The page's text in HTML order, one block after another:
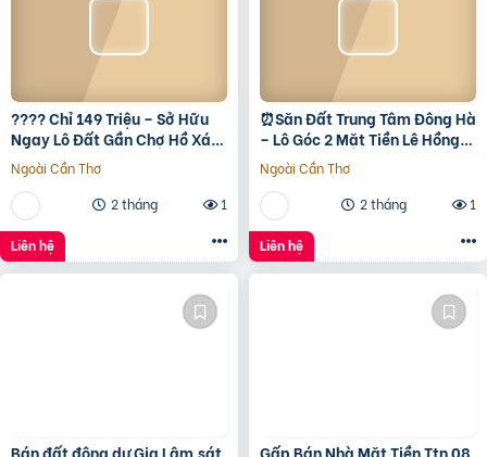
???? Chỉ 149 Triệu – Sở Hữu
Ngay Lô Đất Gần Chợ Hồ Xá,
Cơ Hội Đầu Tư Giá Rẻ Hiếm
Có! ???? Vị trí:
Ngoài Cần Thơ
2 tháng
1
Liên hệ
⏰️Săn Đất Trung Tâm Đông Hà
– Lô Góc 2 Mặt Tiền Lê Hồng
Phong, Giá Chỉ 1 Tỷ 5Xx ????
Ngoài Cần Thơ
2 tháng
1
Liên hệ
Bán đất đông dư Gia Lâm,sát Gấp Bán Nhà Mặt Tiền Ttn 08